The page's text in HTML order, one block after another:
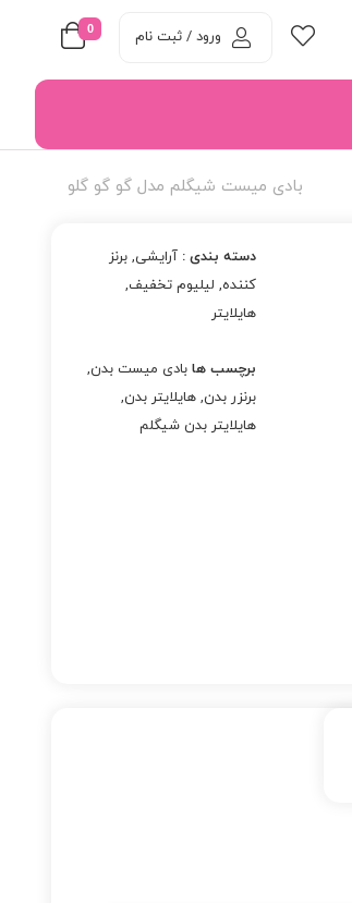
0 ورود / ثبت نام
بادی میست شیگلم مدل گو گو گلو
دسته بندی :آرایشی,برنز
کننده, لیلیوم تخفیف,
هایلایتر
برچسب هابادی میست بدن,
برنزر بدن,هایلایتر بدن,
هایلایتر بدن شیگلم